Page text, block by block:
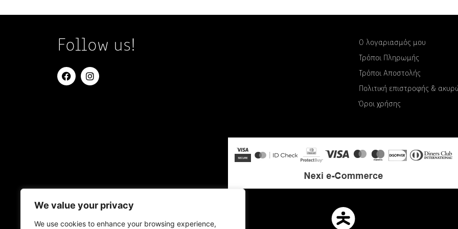
We value your privacy
We use cookies to enhance your browsing experience,
Follow us!
Ο λογαριασμός μου
Τρόποι Πληρωμής
Τρόποι Αποστολής
Πολιτική επιστροφής &
Όροι χρήσης